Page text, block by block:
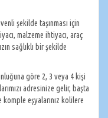
şekilde taşınması için
malzeme ihtiyacı, araç
sağlıklı bir şekilde
göre 2, 3 veya 4 kişi
adresinize gelir, başta
eşyalarınız kolilere